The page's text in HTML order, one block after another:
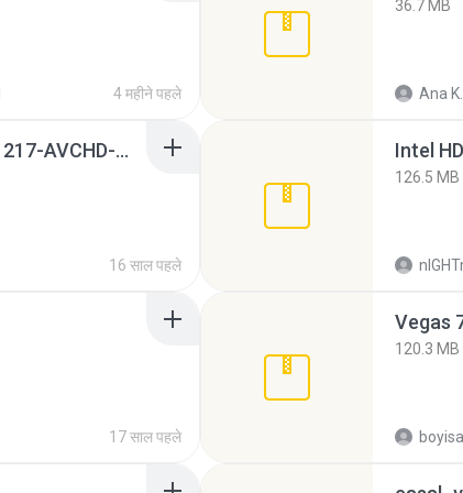
4 महीने पहले
36.7 MB
Ana K.
Sony Vegas Pro 8.0b Build 217-AVCHD-MPG-AC3 FIXED.7z
16 साल पहले
126.5 MB
17 साल पहले
Vegas
120.3 MB